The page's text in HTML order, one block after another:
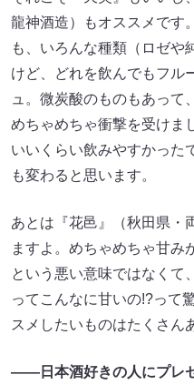
龍神酒造）もオススメです
も、いろんな種類（ロゼや
けど、どれを飲んでもフル
ュ。微炭酸のものもあって
めちゃめちゃ衝撃を受けま
いいくらい飲みやすかった
も変わると思います。
あとは『花邑』（秋田県・
ますよ。めちゃめちゃ甘み
という悪い意味ではなくて
ってこんなに甘いの!?って
スメしたいものはたくさん
――日本酒好きの人にプレ